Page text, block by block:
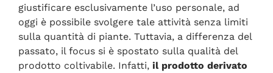
giustificare esclusivamente l’uso personale, ad
oggi è possibile svolgere tale attività senza limiti
sulla quantità di piante. Tuttavia, a differenza del
passato, il focus si è spostato sulla qualità del
prodotto coltivabile. Infatti, il prodotto derivato